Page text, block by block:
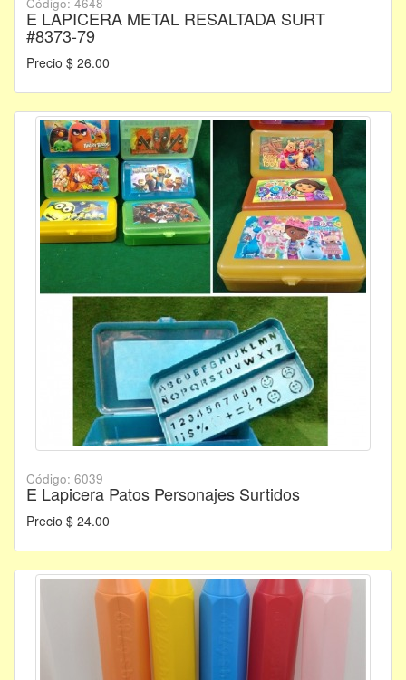
E LAPICERA METAL RESALTADA SURT
#8373-79
Precio $ 26.00
Código: 6039
E Lapicera Patos Personajes Surtidos
Precio $ 24.00